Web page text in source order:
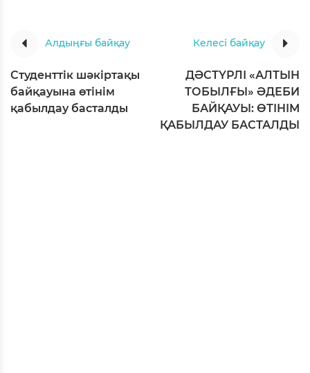
Алдыңғы байқау
Студенттік шәкіртақы
байқауына өтінім
қабылдау басталды
Келесі байқау
ДӘСТҮРЛІ «АЛТЫН
ТОБЫЛҒЫ» ӘДЕБИ
БАЙҚАУЫ: ӨТІНІМ
ҚАБЫЛДАУ БАСТАЛДЫ